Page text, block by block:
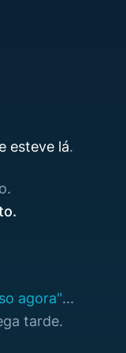
esteve lá.
agora"...
tarde.